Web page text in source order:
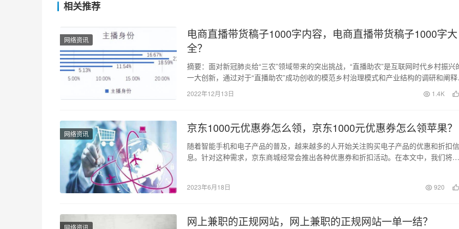
相关推荐
网络资讯
电商直播带货稿子1000字内容，电商直播带货稿子1000字大
全？
摘要：面对新冠肺炎给“三农”领域带来的突出挑战，“直播助农”是互联网时代乡村振兴
一大创新，通过对于“直播助农”成功创收的模范乡村治理模式和产业结构的调研和阐释
我们可以看出这一模…
2022年12月13日 1.4K
网络资讯 京东1000元优惠券怎么领，京东1000元优惠券怎么领苹果？
随着智能手机和电子产品的普及，越来越多的人开始关注购买电子产品的优惠和折扣信
息。针对这种需求，京东商城经常会推出各种优惠券和折扣活动。在本文中，我们将介
2023年6月18日 920
网络资讯 网上兼职的正规网站，网上兼职的正规网站一单一结？